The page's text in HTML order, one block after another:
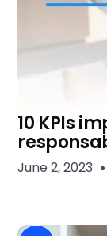
10 KPIs
June 2, 2023